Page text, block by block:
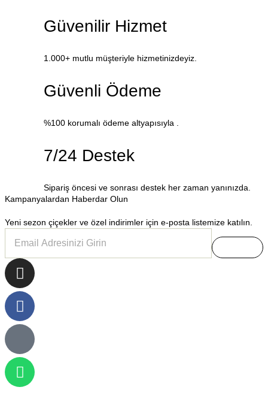
Güvenilir Hizmet
1.000+ mutlu müşteriyle hizmetinizdeyiz.
Güvenli Ödeme
%100 korumalı ödeme altyapısıyla .
7/24 Destek
Sipariş öncesi ve sonrası destek her zaman yanınızda.
Kampanyalardan Haberdar Olun
Yeni sezon çiçekler ve özel indirimler için e-posta listemize katılın.